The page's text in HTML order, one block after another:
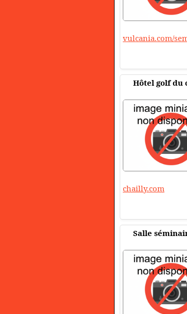
vulcania.com/
Hôtel golf du
chailly.com
Salle